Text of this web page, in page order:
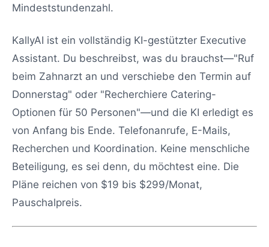
Mindeststundenzahl.
KallyAI ist ein vollständig KI-gestützter Executive
Assistant. Du beschreibst, was du brauchst—"Ruf
beim Zahnarzt an und verschiebe den Termin auf
Donnerstag" oder "Recherchiere Catering-
Optionen für 50 Personen"—und die KI erledigt es
von Anfang bis Ende. Telefonanrufe, E-Mails,
Recherchen und Koordination. Keine menschliche
Beteiligung, es sei denn, du möchtest eine. Die
Pläne reichen von $19 bis $299/Monat,
Pauschalpreis.